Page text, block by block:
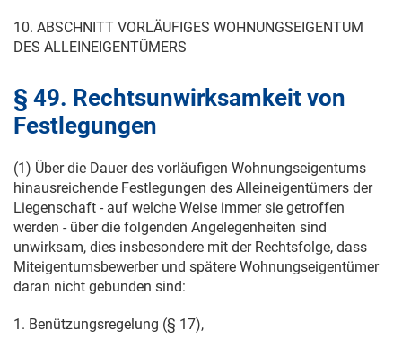
10. ABSCHNITT VORLÄUFIGES WOHNUNGSEIGENTUM
DES ALLEINEIGENTÜMERS
§ 49. Rechtsunwirksamkeit von
Festlegungen
(1) Über die Dauer des vorläufigen Wohnungseigentums
hinausreichende Festlegungen des Alleineigentümers der
Liegenschaft - auf welche Weise immer sie getroffen
werden - über die folgenden Angelegenheiten sind
unwirksam, dies insbesondere mit der Rechtsfolge, dass
Miteigentumsbewerber und spätere Wohnungseigentümer
daran nicht gebunden sind:
1. Benützungsregelung (§ 17),